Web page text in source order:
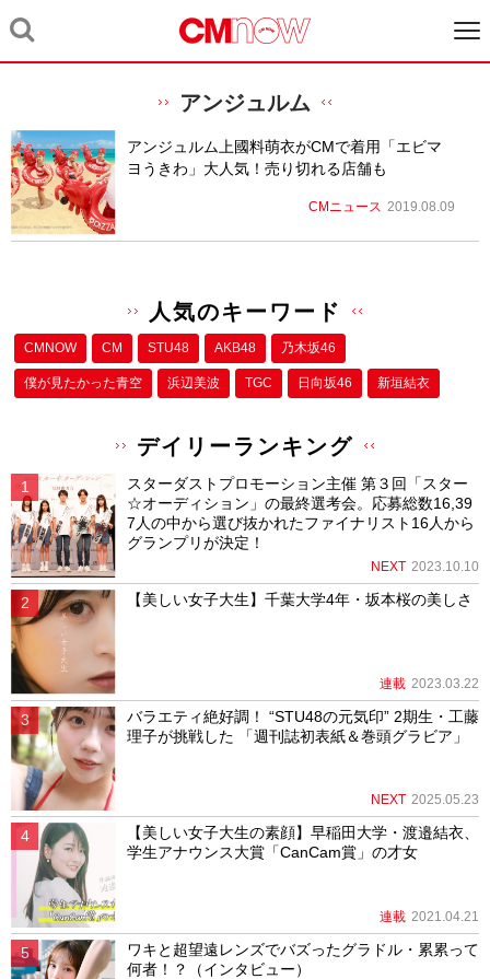
アンジュルム
アンジュルム上國料萌衣がCMで着用「エビマ
ヨうきわ」大人気！売り切れる店舗も
CMニュース 2019.08.09
人気のキーワード
CMNOW CM STU48 AKB48 乃木坂46
僕が⾒たかった⻘空 浜辺美波 TGC 日向坂46 新垣結衣
デイリーランキング
スターダストプロモーション主催 第３回「スター
☆オーディション」の最終選考会。応募総数16,39
7人の中から選び抜かれたファイナリスト16人から
グランプリが決定！
NEXT 2023.10.10
【美しい女子大生】千葉大学4年・坂本桜の美しさ
連載 2023.03.22
バラエティ絶好調！ “STU48の元気印” 2期生・工藤
理子が挑戦した 「週刊誌初表紙＆巻頭グラビア」
NEXT 2025.05.23
【美しい女子大生の素顔】早稲田大学・渡邉結衣、
学生アナウンス大賞「CanCam賞」の才女
連載 2021.04.21
ワキと超望遠レンズでバズったグラドル・累累って
何者！？（インタビュー）